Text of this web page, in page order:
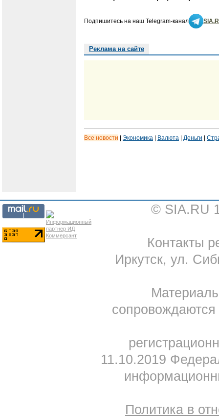
Подпишитесь на наш Telegram-канал
Реклама на сайте
Все новости Экономика Валюта Деньги
© SIA.RU
Контакты
Иркутск, ул.
11.10.2019
Политика в